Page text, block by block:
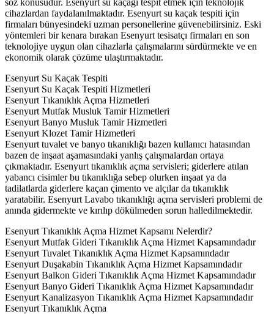
cihazlardan faydalanılmaktadır. Esenyurt su kaçak tespiti için
firmaları bünyesindeki uzman personellerine güvenebilirsiniz. Eski
yöntemleri bir kenara bırakan Esenyurt tesisatçı firmaları en son
teknolojiye uygun olan cihazlarla çalışmalarını sürdürmekte ve en
ekonomik olarak çözüme ulaştırmaktadır.
Esenyurt Su Kaçak Tespiti
Esenyurt Su Kaçak Tespiti Hizmetleri
Esenyurt Tıkanıklık Açma Hizmetleri
Esenyurt Mutfak Musluk Tamir Hizmetleri
Esenyurt Banyo Musluk Tamir Hizmetleri
Esenyurt Klozet Tamir Hizmetleri
Esenyurt tuvalet ve banyo tıkanıklığı bazen kullanıcı hatasından
bazen de inşaat aşamasındaki yanlış çalışmalardan ortaya
çıkmaktadır. Esenyurt tıkanıklık açma servisleri; giderlere atılan
yabancı cisimler bu tıkanıklığa sebep olurken inşaat ya da
tadilatlarda giderlere kaçan çimento ve alçılar da tıkanıklık
yaratabilir. Esenyurt Lavabo tıkanıklığı açma servisleri problemi de
anında gidermekte ve kırılıp dökülmeden sorun halledilmektedir.
Esenyurt Tıkanıklık Açma Hizmet Kapsamı Nelerdir?
Esenyurt Mutfak Gideri Tıkanıklık Açma Hizmet Kapsamındadır
Esenyurt Tuvalet Tıkanıklık Açma Hizmet Kapsamındadır
Esenyurt Duşakabin Tıkanıklık Açma Hizmet Kapsamındadır
Esenyurt Balkon Gideri Tıkanıklık Açma Hizmet Kapsamındadır
Esenyurt Banyo Gideri Tıkanıklık Açma Hizmet Kapsamındadır
Esenyurt Kanalizasyon Tıkanıklık Açma Hizmet Kapsamındadır
Esenyurt Tıkanıklık Açma